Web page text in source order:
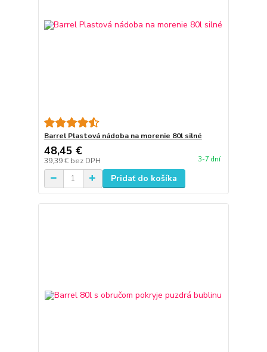
Barrel Plastová nádoba na morenie 80l silné
48,45 €
39,39 € bez DPH 3-7 dní
Pridať do košíka